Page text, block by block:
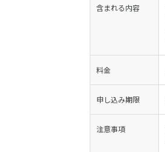
含まれる内容
料金
申し込み期限
注意事項